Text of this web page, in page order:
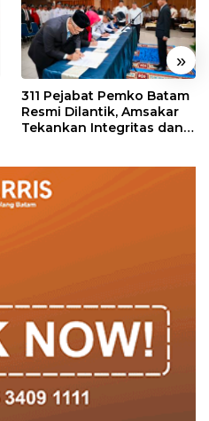
»
311 Pejabat Pemko Batam
Resmi Dilantik, Amsakar
Tekankan Integritas dan